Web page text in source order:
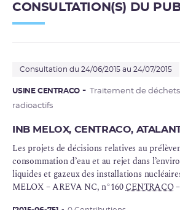
CONSULTATION(S) DU
Consultation du 24/06/2015 au 24/07/2015
USINE CENTRACO
Traitement de
radioactifs
INB MELOX, CENTRACO,
Les projets de décisions relatives au
consommation d’eau et au rejet dans
liquides et gazeux des installations
MELOX – AREVA NC, n°160CENTRACO